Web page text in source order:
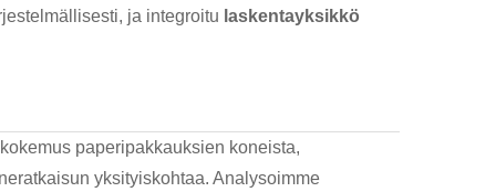
ja integroitu laskentayksikkö
paperipakkauksien koneista,
yksityiskohtaa. Analysoimme